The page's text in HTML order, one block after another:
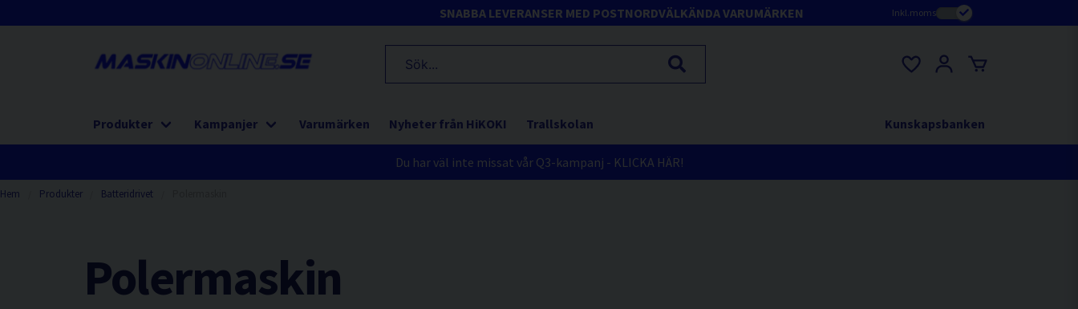
SNABBA LEVERANSER MED POSTNORDVÄLKÄNDA VARUMÄRKEN Inkl.moms
Produkter Kampanjer Varumärken Nyheter från HiKOKI Trallskolan Kunskapsbanken
Du har väl inte missat vår Q3-kampanj - KLICKA HÄR!
Hem Produkter Batteridrivet
Polermaskin